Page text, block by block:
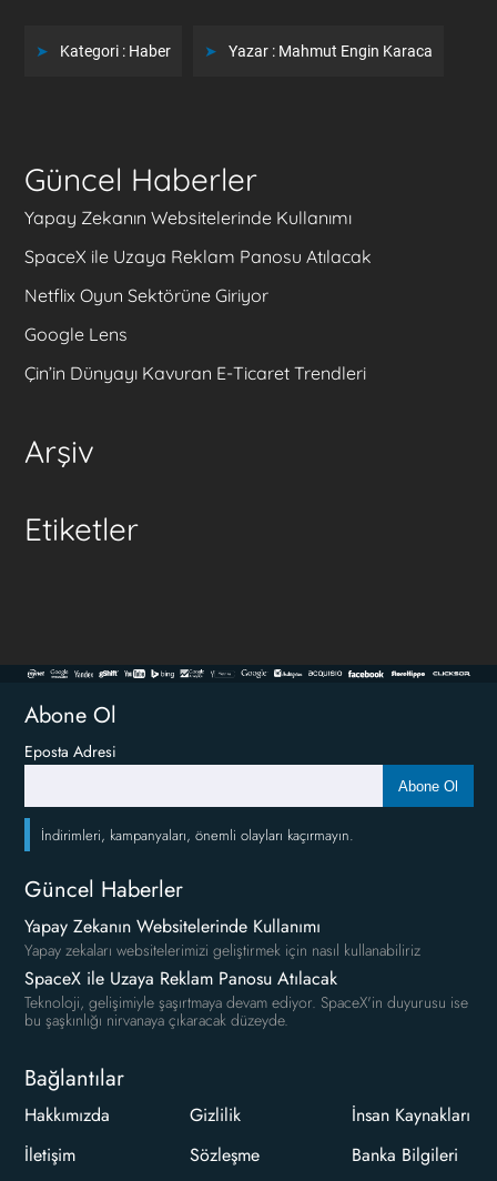
Kategori : Haber Yazar : Mahmut Engin Karaca
Güncel Haberler
Yapay Zekanın Websitelerinde Kullanımı
SpaceX ile Uzaya Reklam Panosu Atılacak
Netflix Oyun Sektörüne Giriyor
Google Lens
Çin’in Dünyayı Kavuran E-Ticaret Trendleri
Arşiv
Etiketler
Abone Ol
Eposta Adresi
Abone Ol
İndirimleri, kampanyaları, önemli olayları kaçırmayın.
Güncel Haberler
Yapay Zekanın Websitelerinde Kullanımı
Yapay zekaları websitelerimizi geliştirmek için nasıl kullanabiliriz
SpaceX ile Uzaya Reklam Panosu Atılacak
Teknoloji, gelişimiyle şaşırtmaya devam ediyor. SpaceX'in duyurusu ise
bu şaşkınlığı nirvanaya çıkaracak düzeyde.
Bağlantılar
Hakkımızda
İletişim
Gizlilik
Sözleşme
İnsan Kaynakları
Banka Bilgileri